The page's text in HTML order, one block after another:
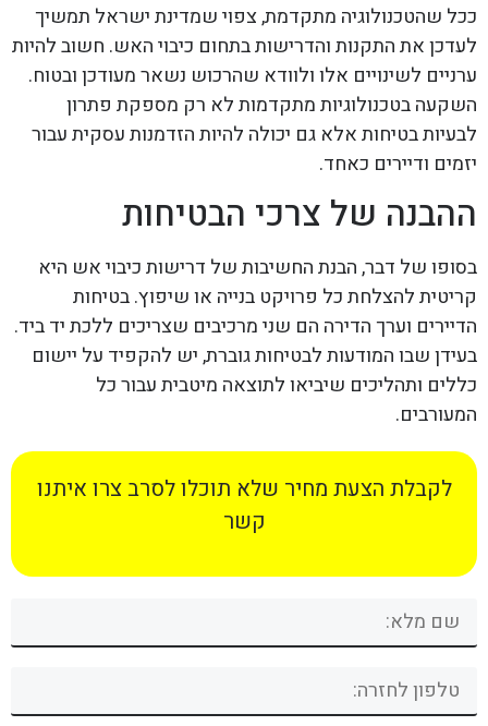
ככל שהטכנולוגיה מתקדמת, צפוי שמדינת ישראל תמשיך
לעדכן את התקנות והדרישות בתחום כיבוי האש. חשוב להיות
ערניים לשינויים אלו ולוודא שהרכוש נשאר מעודכן ובטוח.
השקעה בטכנולוגיות מתקדמות לא רק מספקת פתרון
לבעיות בטיחות אלא גם יכולה להיות הזדמנות עסקית עבור
יזמים ודיירים כאחד.
ההבנה של צרכי הבטיחות
בסופו של דבר, הבנת החשיבות של דרישות כיבוי אש היא
קריטית להצלחת כל פרויקט בנייה או שיפוץ. בטיחות
הדיירים וערך הדירה הם שני מרכיבים שצריכים ללכת יד ביד.
בעידן שבו המודעות לבטיחות גוברת, יש להקפיד על יישום
כללים ותהליכים שיביאו לתוצאה מיטבית עבור כל
המעורבים.
לקבלת הצעת מחיר שלא תוכלו לסרב צרו איתנו
קשר